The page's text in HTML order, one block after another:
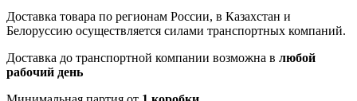
Доставка товара по регионам России, в Казахстан и
Белоруссию осуществляется силами транспортных компаний.
Доставка до транспортной компании возможна в любой
рабочий день